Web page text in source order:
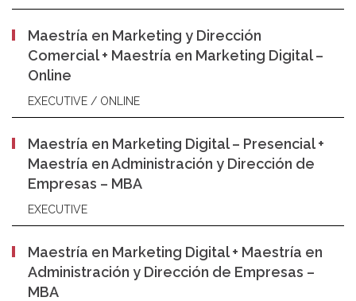
Maestría en Marketing y Dirección
Comercial + Maestría en Marketing Digital –
Online
EXECUTIVE / ONLINE
Maestría en Marketing Digital – Presencial +
Maestría en Administración y Dirección de
Empresas – MBA
EXECUTIVE
Maestría en Marketing Digital + Maestría en
Administración y Dirección de Empresas –
MBA